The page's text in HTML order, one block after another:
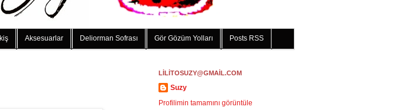
Aksesuarlar Deliorman Sofrası Gör Gözüm Yolları Posts RSS
LİLİTOSUZY@GMAİL.COM
Suzy
Profilimin tamamını görüntüle